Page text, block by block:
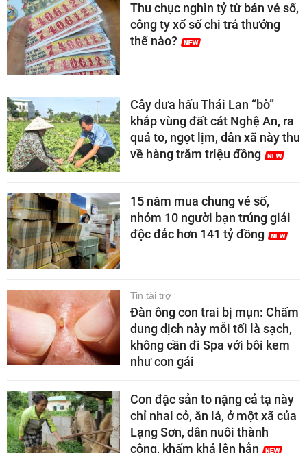
Thu chục nghìn tỷ từ bán vé số,
công ty xổ số chi trả thưởng
thế nào?
Cây dưa hấu Thái Lan “bò”
khắp vùng đất cát Nghệ An, ra
quả to, ngọt lịm, dân xã này thu
về hàng trăm triệu đồng
15 năm mua chung vé số,
nhóm 10 người bạn trúng giải
độc đắc hơn 141 tỷ đồng
Tin tài trợ
Đàn ông con trai bị mụn: Chấm
dung dịch này mỗi tối là sạch,
không cần đi Spa với bôi kem
như con gái
Con đặc sản to nặng cả tạ này
chỉ nhai cỏ, ăn lá, ở một xã của
Lạng Sơn, dân nuôi thành
công, khấm khá lên hẳn